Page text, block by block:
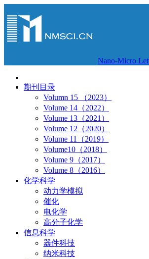
Nano-Micro
期刊目录
Volumn 15 （2023）
Volume 14（2022）
Volume 13（2021）
Volume 12（2020）
Volume 11（2019）
Volume10（2018）
Volume 9（2017）
Volume 8（2016）
化学科学
动力学模拟
催化
电化学
高分子化学
信息科学
器件科技
纳米科技